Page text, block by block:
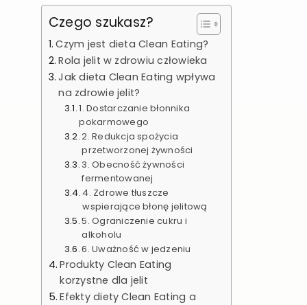
Czego szukasz?
Czym jest dieta Clean Eating?
Rola jelit w zdrowiu człowieka
Jak dieta Clean Eating wpływa
na zdrowie jelit?
1. Dostarczanie błonnika
pokarmowego
2. Redukcja spożycia
przetworzonej żywności
3. Obecność żywności
fermentowanej
4. Zdrowe tłuszcze
wspierające błonę jelitową
5. Ograniczenie cukru i
alkoholu
6. Uważność w jedzeniu
Produkty Clean Eating
korzystne dla jelit
Efekty diety Clean Eating a